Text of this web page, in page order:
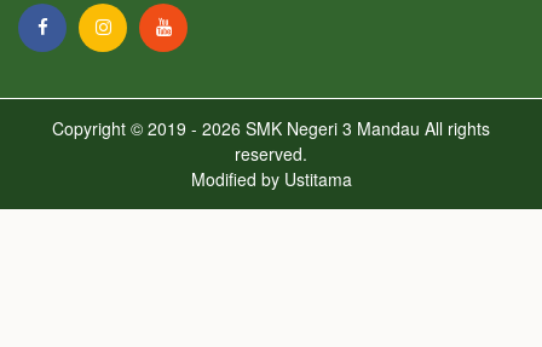
Copyright © 2019 - 2026 SMK Negeri 3 Mandau All rights
reserved.
Modified by Ustitama